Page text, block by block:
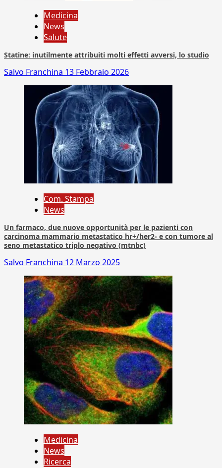
Medicina
News
Salute
Statine: inutilmente attribuiti molti effetti avversi, lo studio
Salvo Franchina 13 Febbraio 2026
Com. Stampa
News
Un farmaco, due nuove opportunità per le pazienti con
carcinoma mammario metastatico hr+/her2- e con tumore al
seno metastatico triplo negativo (mtnbc)
Salvo Franchina 12 Marzo 2025
Medicina
News
Ricerca